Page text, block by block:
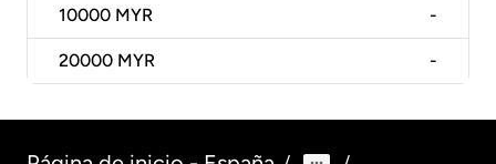
10000 MYR -
20000 MYR -